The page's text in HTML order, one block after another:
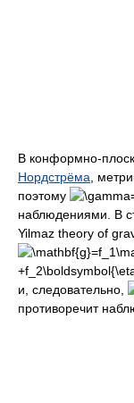
В конформно-
Нордстрёма ,
поэтому
наблюдениями. В
Yilmaz theory of
и, следовательно,
противоречит